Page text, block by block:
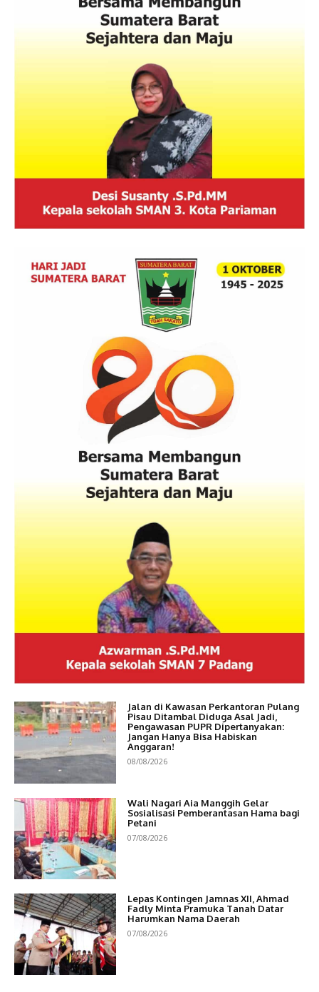
Jalan di Kawasan Perkantoran Pulang
Pisau Ditambal Diduga Asal Jadi,
Pengawasan PUPR Dipertanyakan:
Jangan Hanya Bisa Habiskan
Anggaran!
08/08/2026
Wali Nagari Aia Manggih Gelar
Sosialisasi Pemberantasan Hama bagi
Petani
07/08/2026
Lepas Kontingen Jamnas XII, Ahmad
Fadly Minta Pramuka Tanah Datar
Harumkan Nama Daerah
07/08/2026